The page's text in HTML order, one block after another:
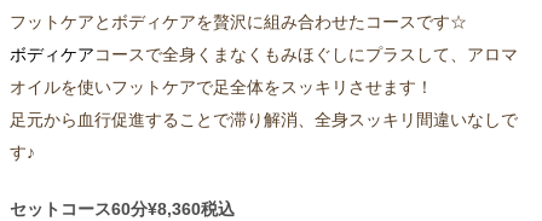
フットケアとボディケアを贅沢に組み合わせたコースです☆
ボディケア コースで全身くまなくもみほぐしにプラスして、アロマ
オイルを使いフットケアで足全体をスッキリさせます！
足元から血行促進することで滞り解消、全身スッキリ間違いなしで
す♪
セットコース60分¥8,360税込